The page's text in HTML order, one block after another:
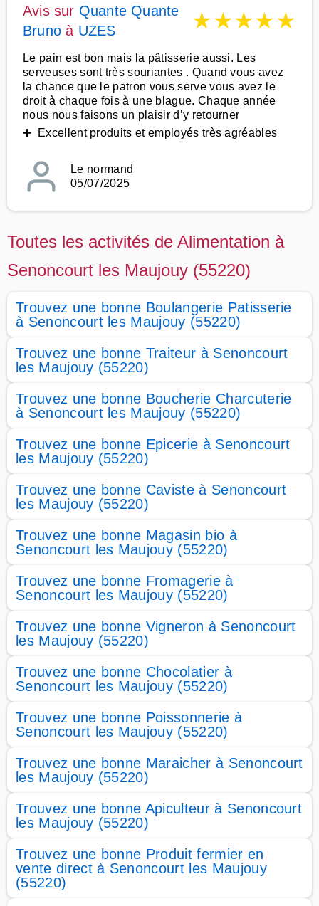
Avis sur Quante Quante
Bruno à UZES ★★★★★
Le pain est bon mais la pâtisserie aussi. Les
serveuses sont très souriantes . Quand vous avez
la chance que le patron vous serve vous avez le
droit à chaque fois à une blague. Chaque année
nous nous faisons un plaisir d’y retourner
➕ Excellent produits et employés très agréables
Le normand
05/07/2025
Toutes les activités de Alimentation à
Senoncourt les Maujouy (55220)
Trouvez une bonne Boulangerie Patisserie
à Senoncourt les Maujouy (55220)
Trouvez une bonne Traiteur à Senoncourt
les Maujouy (55220)
Trouvez une bonne Boucherie Charcuterie
à Senoncourt les Maujouy (55220)
Trouvez une bonne Epicerie à Senoncourt
les Maujouy (55220)
Trouvez une bonne Caviste à Senoncourt
les Maujouy (55220)
Trouvez une bonne Magasin bio à
Senoncourt les Maujouy (55220)
Trouvez une bonne Fromagerie à
Senoncourt les Maujouy (55220)
Trouvez une bonne Vigneron à Senoncourt
les Maujouy (55220)
Trouvez une bonne Chocolatier à
Senoncourt les Maujouy (55220)
Trouvez une bonne Poissonnerie à
Senoncourt les Maujouy (55220)
Trouvez une bonne Maraicher à Senoncourt
les Maujouy (55220)
Trouvez une bonne Apiculteur à Senoncourt
les Maujouy (55220)
Trouvez une bonne Produit fermier en
vente direct à Senoncourt les Maujouy
(55220)